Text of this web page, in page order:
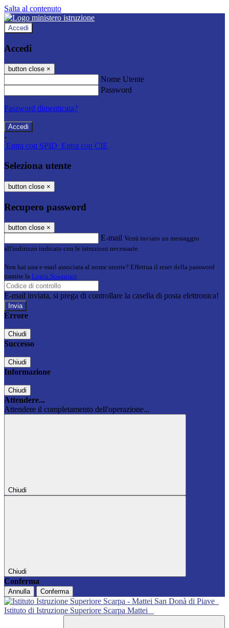
Salta al contenuto
Accedi
Accedi
button close ×
Nome Utente
Password
Password dimenticata?
-
Entra con SPID Entra con CIE
Seleziona utente
button close ×
Recupero password
button close ×
E-mail Verrà inviato un messaggio
all'indirizzo indicato con le istruzioni necessarie.
Non hai una e-mail associata al nome utente? Effettua il reset della password
tramite la Login Spaggiari
E-mail inviata, si prega di controllare la casella di posta elettronica!
Errore
Chiudi
Successo
Chiudi
Informazione
Chiudi
Attendere...
Attendere il completamento dell'operazione...
Chiudi
Chiudi
Conferma
Annulla Conferma
Istituto di Istruzione Superiore Scarpa Mattei